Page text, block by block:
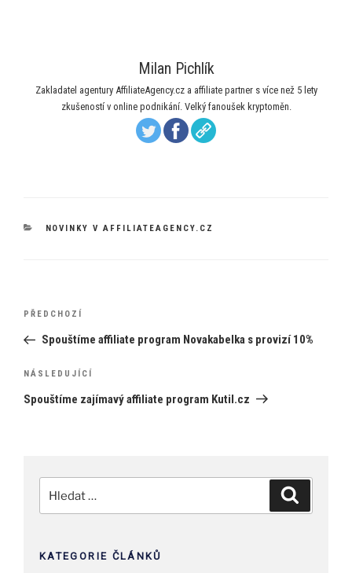
Milan Pichlík
Zakladatel agentury AffiliateAgency.cz a affiliate partner s více než 5 lety
zkušeností v online podnikání. Velký fanoušek kryptoměn.
RUBRIKY
NOVINKY V AFFILIATEAGENCY.CZ
Navigace
příspěvek
Předchozí
příspěvek
PŘEDCHOZÍ
Spouštíme affiliate program Novakabelka s provizí 10%
Následující
příspěvek
NÁSLEDUJÍCÍ
Spouštíme zajímavý affiliate program Kutil.cz
KATEGORIE ČLÁNKŮ